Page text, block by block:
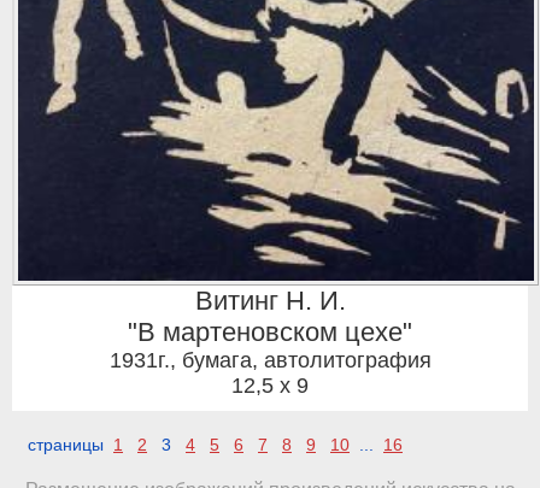
Витинг Н. И.
"В мартеновском цехе"
1931г., бумага, автолитография
12,5 x 9
страницы 1 2 3 4 5 6 7 8 9 10 16